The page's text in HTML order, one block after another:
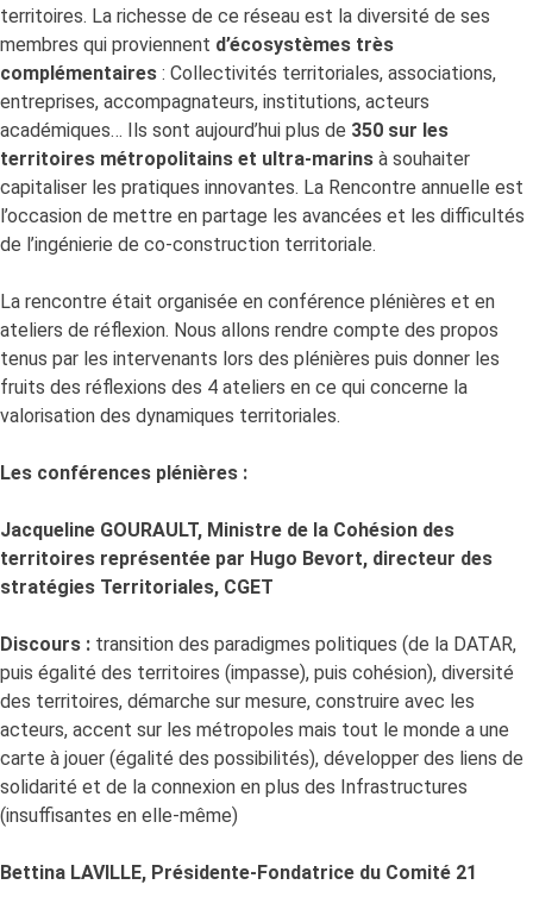
territoires. La richesse de ce réseau est la diversité de ses
membres qui proviennent d’écosystèmes très
complémentaires : Collectivités territoriales, associations,
entreprises, accompagnateurs, institutions, acteurs
académiques… Ils sont aujourd’hui plus de 350 sur les
territoires métropolitains et ultra-marins à souhaiter
capitaliser les pratiques innovantes. La Rencontre annuelle est
l’occasion de mettre en partage les avancées et les difficultés
de l’ingénierie de co-construction territoriale.
La rencontre était organisée en conférence plénières et en
ateliers de réflexion. Nous allons rendre compte des propos
tenus par les intervenants lors des plénières puis donner les
fruits des réflexions des 4 ateliers en ce qui concerne la
valorisation des dynamiques territoriales.
Les conférences plénières :
Jacqueline GOURAULT, Ministre de la Cohésion des
territoires représentée par Hugo Bevort, directeur des
stratégies Territoriales, CGET
Discours : transition des paradigmes politiques (de la DATAR,
puis égalité des territoires (impasse), puis cohésion), diversité
des territoires, démarche sur mesure, construire avec les
acteurs, accent sur les métropoles mais tout le monde a une
carte à jouer (égalité des possibilités), développer des liens de
solidarité et de la connexion en plus des Infrastructures
(insuffisantes en elle-même)
Bettina LAVILLE, Présidente-Fondatrice du Comité 21